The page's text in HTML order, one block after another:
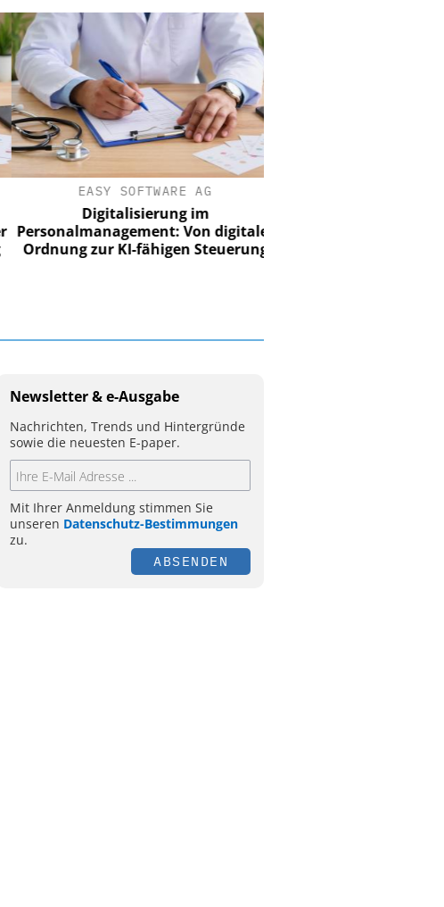
EASY SOFTWARE AG
Digitalisierung im
Personalmanagement: Von digitaler
Ordnung zur KI-fähigen Steuerung
Newsletter & e-Ausgabe
Nachrichten, Trends und Hintergründe
sowie die neuesten E-paper.
Mit Ihrer Anmeldung stimmen Sie
unseren Datenschutz-Bestimmungen
zu.
ABSENDEN